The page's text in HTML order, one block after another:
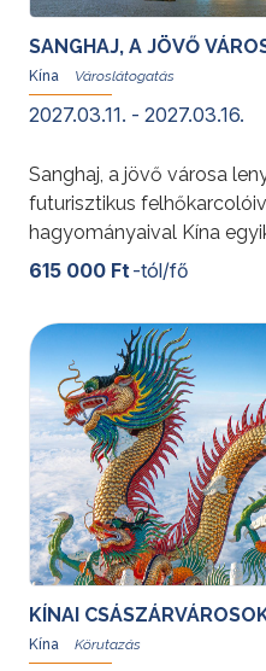
SANGHAJ, A JÖVŐ
Kína
2027.03.11. - 2027.03.16.
Sanghaj, a jövő városa
futurisztikus
hagyományaival Kína
A csoportos
Bund híres sétánya, a
város történelmi
közvetlen repülőjáratnak
idegenvezetésnek
kényelmes, a fakultatív
színesebbé teszik az
További érdekességekért
615 000 Ft -tól/fő
KÍNAI
Kína